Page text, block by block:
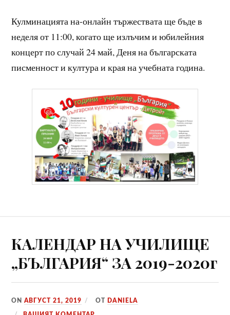
Кулминацията на-онлайн тържествата ще бъде в
неделя от 11:00, когато ще излъчим и юбилейния
концерт по случай 24 май, Деня на българската
писменност и култура и края на учебната година.
КАЛЕНДАР НА УЧИЛИЩЕ
„БЪЛГАРИЯ“ ЗА 2019-2020г
ONАВГУСТ 21, 2019 ОТ DANIELA